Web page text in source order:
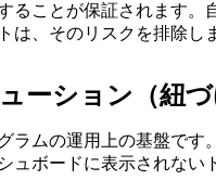
ることが保証されます
、そのリスクを排除し
ーション（紐
ラムの運用上の基盤で
ボードに表示されない